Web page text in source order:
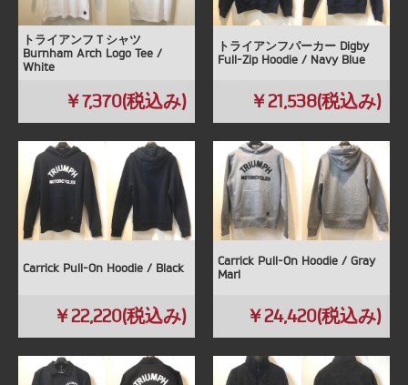
トライアンフＴシャツ
Burnham Arch Logo Tee /
White
￥7,370(税込み)
トライアンフパーカー Digby
Full-Zip Hoodie / Navy Blue
￥21,538(税込み)
Carrick Pull-On Hoodie / Black
￥22,220(税込み)
Carrick Pull-On Hoodie / Gray
Marl
￥24,420(税込み)